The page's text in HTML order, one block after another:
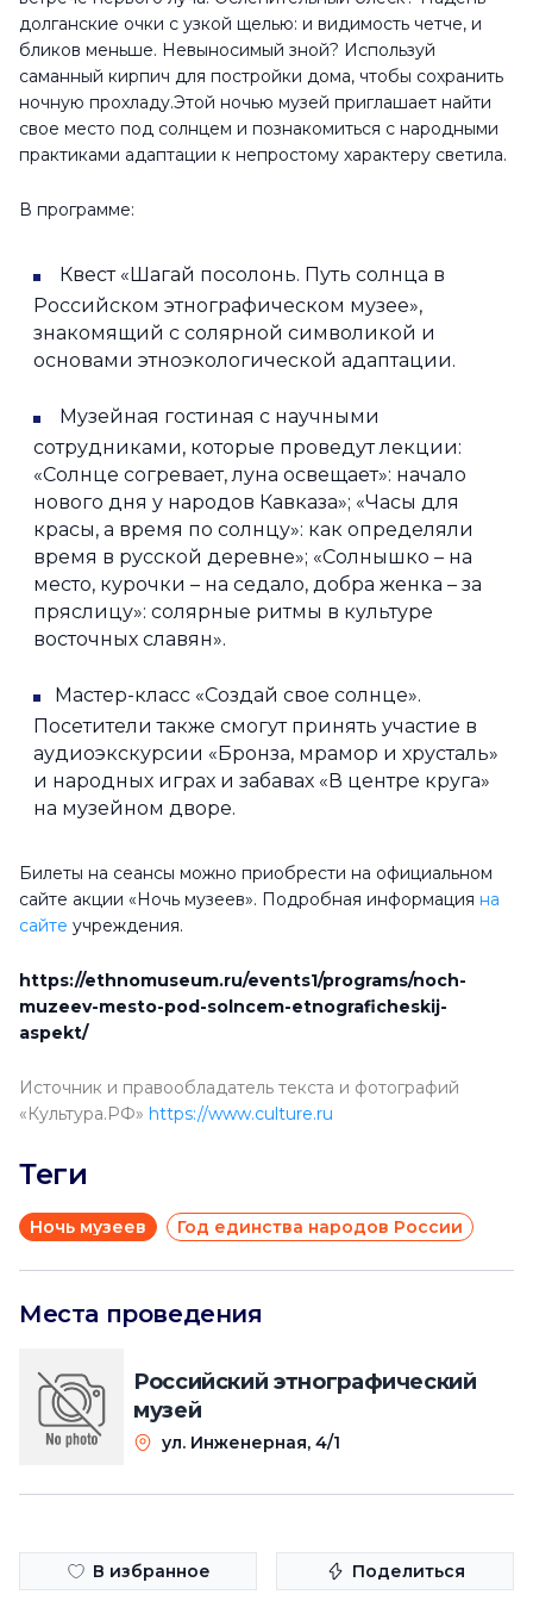
долганские очки с узкой щелью: и видимость четче, и
бликов меньше. Невыносимый зной? Используй
саманный кирпич для постройки дома, чтобы сохранить
ночную прохладу.Этой ночью музей приглашает найти
свое место под солнцем и познакомиться с народными
практиками адаптации к непростому характеру светила.
В программе:
Квест «Шагай посолонь. Путь солнца в
Российском этнографическом музее»,
знакомящий с солярной символикой и
основами этноэкологической адаптации.
Музейная гостиная с научными
сотрудниками, которые проведут лекции:
«Солнце согревает, луна освещает»: начало
нового дня у народов Кавказа»; «Часы для
красы, а время по солнцу»: как определяли
время в русской деревне»; «Солнышко – на
место, курочки – на седало, добра женка – за
пряслицу»: солярные ритмы в культуре
восточных славян».
Мастер-класс «Создай свое солнце».
Посетители также смогут принять участие в
аудиоэкскурсии «Бронза, мрамор и хрусталь»
и народных играх и забавах «В центре круга»
на музейном дворе.
Билеты на сеансы можно приобрести на официальном
сайте акции «Ночь музеев». Подробная информация на
сайте учреждения.
https://ethnomuseum.ru/events1/programs/noch-
muzeev-mesto-pod-solncem-etnograficheskij-
aspekt/
Источник и правообладатель текста и фотографий
«Культура.РФ» https://www.culture.ru
Теги
Ночь музеев Год единства народов России
Места проведения
Российский этнографический
музей
ул. Инженерная, 4/1
В избранное Поделиться